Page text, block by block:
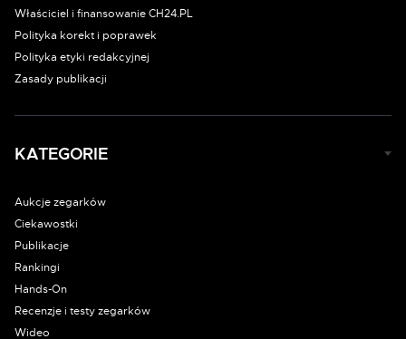
Właściciel i finansowanie CH24.PL
Polityka korekt i poprawek
Polityka etyki redakcyjnej
Zasady publikacji
KATEGORIE
Aukcje zegarków
Ciekawostki
Publikacje
Rankingi
Hands-On
Recenzje i testy zegarków
Wideo